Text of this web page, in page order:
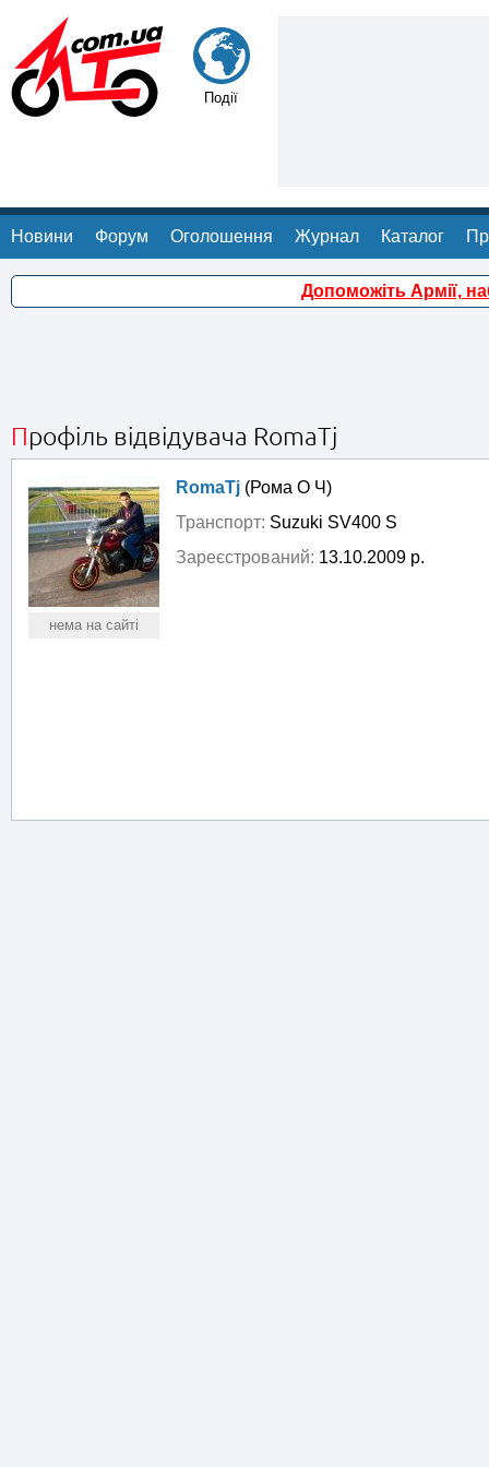
Події
Новини Форум Оголошення Журнал Каталог
Допоможіть Армії,
Профіль відвідувача RomaTj
нема на сайті
RomaTj (Рома О Ч)
Транспорт: Suzuki SV400 S
Зареєстрований: 13.10.2009 р.